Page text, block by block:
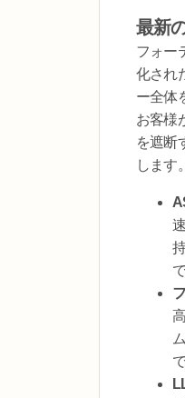
最新
フォー
化され
ー全体
お客様
を遮断
します。